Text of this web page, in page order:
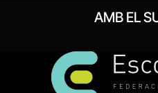
AMB EL